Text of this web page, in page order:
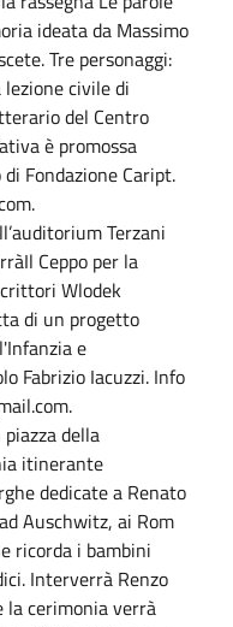
ideata da Massimo
Tre personaggi:
lezione civile di
del Centro
è promossa
Fondazione Caript.
Terzani
Ceppo per la
Wlodek
di un progetto
e
Fabrizio Iacuzzi. Info
della
itinerante
dedicate a Renato
Auschwitz, ai Rom
ricorda i bambini
Interverrà Renzo
la cerimonia verrà